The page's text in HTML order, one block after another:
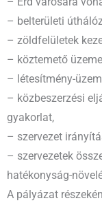
– belterületi
– zöldfelületek
– köztemető
– létesítmény-
– közbeszerzési
gyakorlat,
– szervezet
– szervezetek
hatékonyság-
A pályázat